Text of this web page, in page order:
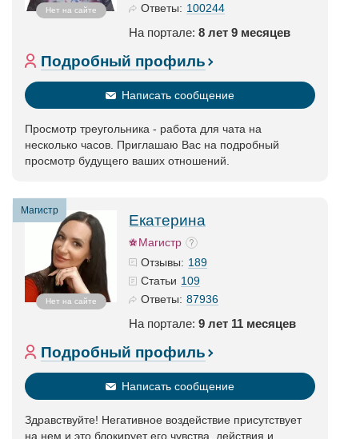
Нет на сайте
Ответы: 100244
На портале: 8 лет 9 месяцев
Подробный профиль
Написать сообщение
Просмотр треугольника - работа для чата на
несколько часов. Приглашаю Вас на подробный
просмотр будущего ваших отношений.
Магистр
Нет на сайте
Екатерина
Магистр
Отзывы: 189
Статьи 109
Ответы: 87936
На портале: 9 лет 11 месяцев
Подробный профиль
Написать сообщение
Здравствуйте! Негативное воздействие присутствует
на нем и это блокирует его чувства, действия и